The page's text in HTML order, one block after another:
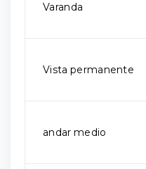
Varanda
Vista permanente
andar medio